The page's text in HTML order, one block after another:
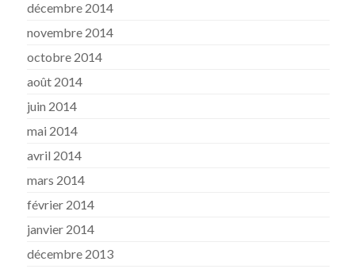
décembre 2014
novembre 2014
octobre 2014
août 2014
juin 2014
mai 2014
avril 2014
mars 2014
février 2014
janvier 2014
décembre 2013